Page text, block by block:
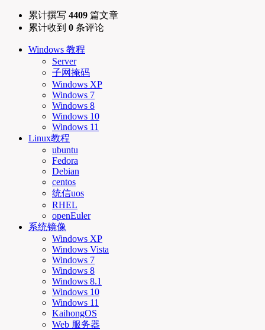
累计撰写 4409 篇文章
累计收到 0 条评论
Windows 教程
Server
子网掩码
Windows XP
Windows 7
Windows 8
Windows 10
Windows 11
Linux教程
ubuntu
Fedora
Debian
centos
统信uos
RHEL
openEuler
系统镜像
Windows XP
Windows Vista
Windows 7
Windows 8
Windows 8.1
Windows 10
Windows 11
KaihongOS
Web 服务器